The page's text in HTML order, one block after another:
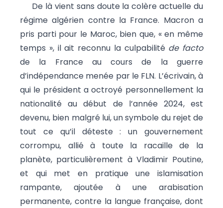
De là vient sans doute la colère actuelle du
régime algérien contre la France. Macron a
pris parti pour le Maroc, bien que, « en même
temps », il ait reconnu la culpabilité de facto
de la France au cours de la guerre
d’indépendance menée par le FLN. L’écrivain, à
qui le président a octroyé personnellement la
nationalité au début de l’année 2024, est
devenu, bien malgré lui, un symbole du rejet de
tout ce qu’il déteste : un gouvernement
corrompu, allié à toute la racaille de la
planète, particulièrement à Vladimir Poutine,
et qui met en pratique une islamisation
rampante, ajoutée à une arabisation
permanente, contre la langue française, dont